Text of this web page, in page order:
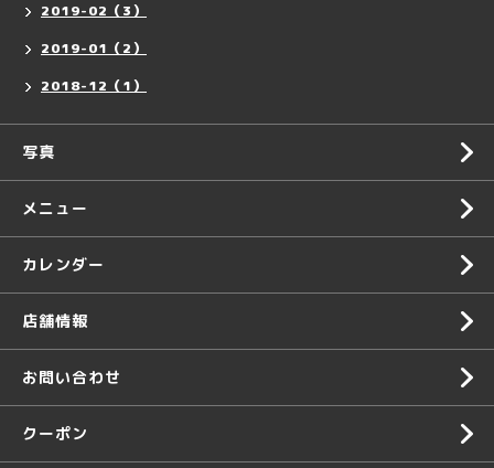
2019-02（3）
2019-01（2）
2018-12（1）
写真
メニュー
カレンダー
店舗情報
お問い合わせ
クーポン